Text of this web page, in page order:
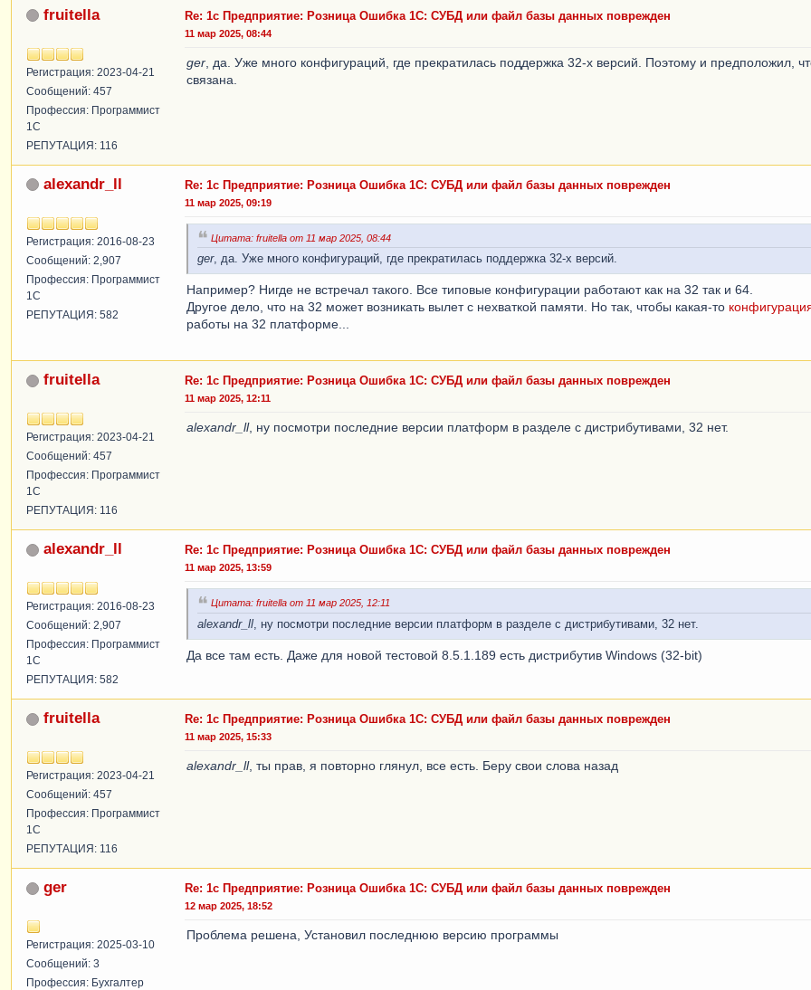
fruitella
Регистрация: 2023-04-21
Сообщений: 457
Профессия: Программист
1С
РЕПУТАЦИЯ: 116
Re: 1с Предприятие: Розница Ошибка 1С: СУБД или файл базы данных поврежден
11 мар 2025, 08:44
ger , да. Уже много конфигураций, где прекратилась поддержка 32-х версий. Поэтому и предположил,
связана.
alexandr_ll
Регистрация: 2016-08-23
Сообщений: 2,907
Профессия: Программист
1С
РЕПУТАЦИЯ: 582
Re: 1с Предприятие: Розница Ошибка 1С: СУБД или файл базы данных поврежден
11 мар 2025, 09:19
Цитата: fruitella от 11 мар 2025, 08:44
ger, да. Уже много конфигураций, где прекратилась поддержка 32-х версий.
Например? Нигде не встречал такого. Все типовые конфигурации работают как на 32 так и 64.
Другое дело, что на 32 может возникать вылет с нехваткой памяти. Но так, чтобы какая-то
работы на 32 платформе...
fruitella
Регистрация: 2023-04-21
Сообщений: 457
Профессия: Программист
1С
РЕПУТАЦИЯ: 116
Re: 1с Предприятие: Розница Ошибка 1С: СУБД или файл базы данных поврежден
11 мар 2025, 12:11
alexandr_ll, ну посмотри последние версии платформ в разделе с дистрибутивами, 32 нет.
alexandr_ll
Регистрация: 2016-08-23
Сообщений: 2,907
Профессия: Программист
1С
РЕПУТАЦИЯ: 582
Re: 1с Предприятие: Розница Ошибка 1С: СУБД или файл базы данных поврежден
11 мар 2025, 13:59
Цитата: fruitella от 11 мар 2025, 12:11
alexandr_ll , ну посмотри последние версии платформ в разделе с дистрибутивами, 32 нет.
Да все там есть. Даже для новой тестовой 8.5.1.189 есть дистрибутив Windows (32-bit)
fruitella
Регистрация: 2023-04-21
Сообщений: 457
Профессия: Программист
1С
РЕПУТАЦИЯ: 116
Re: 1с Предприятие: Розница Ошибка 1С: СУБД или файл базы данных поврежден
11 мар 2025, 15:33
alexandr_ll, ты прав, я повторно глянул, все есть. Беру свои слова назад
ger
Регистрация: 2025-03-10
Сообщений: 3
Профессия: Бухгалтер
Re: 1с Предприятие: Розница Ошибка 1С: СУБД или файл базы данных поврежден
12 мар 2025, 18:52
Проблема решена, Установил последнюю версию программы